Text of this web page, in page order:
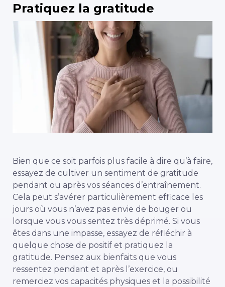
Pratiquez la gratitude
Bien que ce soit parfois plus facile à dire qu’à faire,
essayez de cultiver un sentiment de gratitude
pendant ou après vos séances d’entraînement.
Cela peut s’avérer particulièrement efficace les
jours où vous n’avez pas envie de bouger ou
lorsque vous vous sentez très déprimé. Si vous
êtes dans une impasse, essayez de réfléchir à
quelque chose de positif et pratiquez la
gratitude. Pensez aux bienfaits que vous
ressentez pendant et après l’exercice, ou
remerciez vos capacités physiques et la possibilité